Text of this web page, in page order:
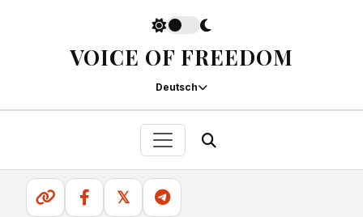
VOICE OF FREEDOM
Deutsch
𝕏